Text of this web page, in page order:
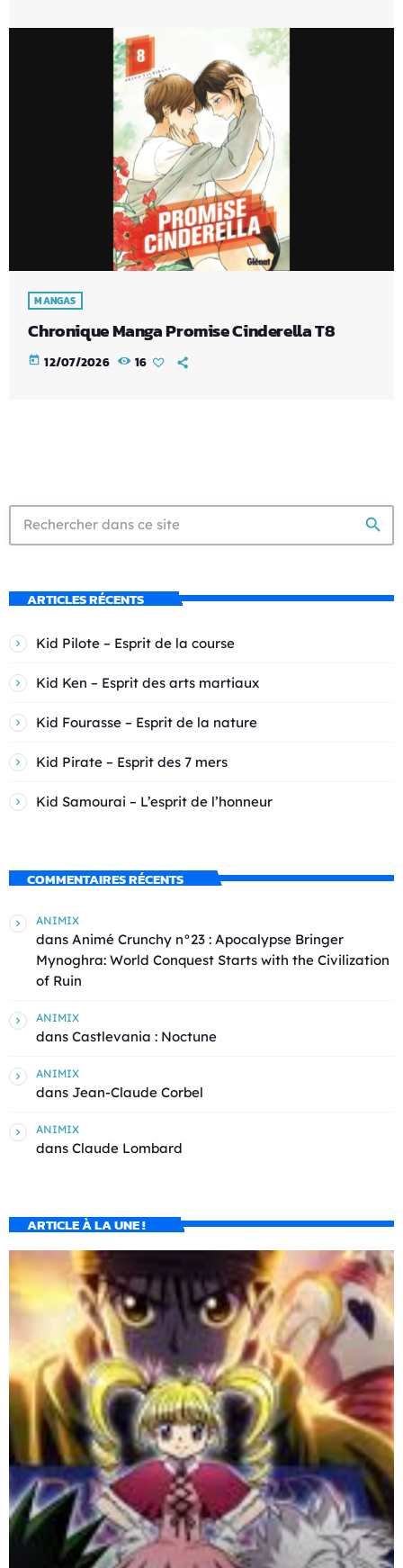
MANGAS
Chronique Manga Promise Cinderella T8
today 12/07/2026 16
search
ARTICLES RÉCENTS
Kid Pilote – Esprit de la course
Kid Ken – Esprit des arts martiaux
Kid Fourasse – Esprit de la nature
Kid Pirate – Esprit des 7 mers
Kid Samourai – L’esprit de l’honneur
COMMENTAIRES RÉCENTS
ANIMIX
dans Animé Crunchy n°23 : Apocalypse Bringer
Mynoghra: World Conquest Starts with the Civilization
of Ruin
ANIMIX
dans Castlevania : Noctune
ANIMIX
dans Jean-Claude Corbel
ANIMIX
dans Claude Lombard
ARTICLE À LA UNE !